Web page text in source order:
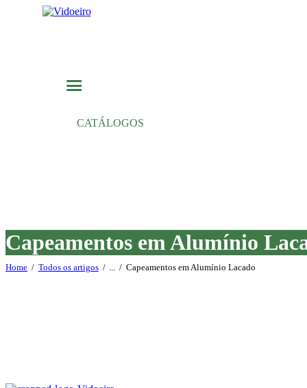
CATÁLOGOS
Capeamentos em Alumínio
Home Todos os artigos ... Capeamentos em Alumínio Lacado